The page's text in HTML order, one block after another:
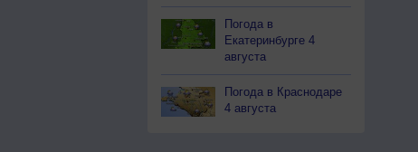
Погода в
Екатеринбурге 4
августа
Погода в Краснодаре
4 августа